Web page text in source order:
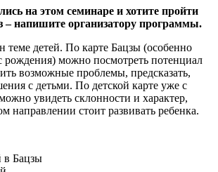
на этом семинаре и хотите пройти
– напишите организатору программы.
теме детей. По карте Бацзы (особенно
рождения) можно посмотреть потенциал
возможные проблемы, предсказать,
с детьми. По детской карте уже с
увидеть склонности и характер,
направлении стоит развивать ребенка.
в Бацзы